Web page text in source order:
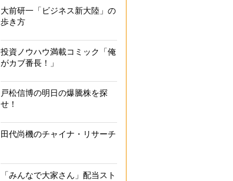
大前研一「ビジネス新大陸」の
歩き方
投資ノウハウ満載コミック「俺
がカブ番長！」
戸松信博の明日の爆騰株を探
せ！
田代尚機のチャイナ・リサーチ
「みんなで大家さん」配当スト